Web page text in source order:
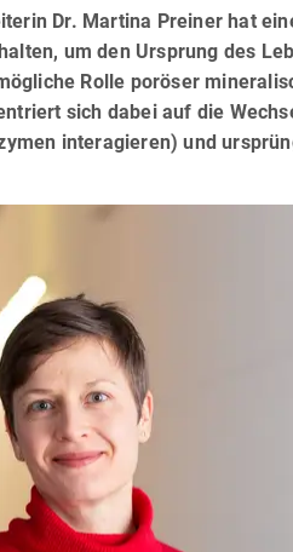
Dr. Martina Preiner hat
um den Ursprung des
Rolle poröser
sich dabei auf die
interagieren) und